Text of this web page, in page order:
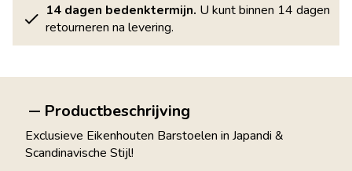
14 dagen bedenktermijn. U kunt binnen 14 dagen
retourneren na levering.
Productbeschrijving
Exclusieve Eikenhouten Barstoelen in Japandi &
Scandinavische Stijl!